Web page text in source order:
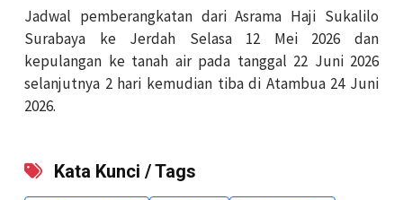
Jadwal pemberangkatan dari Asrama Haji Sukalilo
Surabaya ke Jerdah Selasa 12 Mei 2026 dan
kepulangan ke tanah air pada tanggal 22 Juni 2026
selanjutnya 2 hari kemudian tiba di Atambua 24 Juni
2026.
Kata Kunci / Tags